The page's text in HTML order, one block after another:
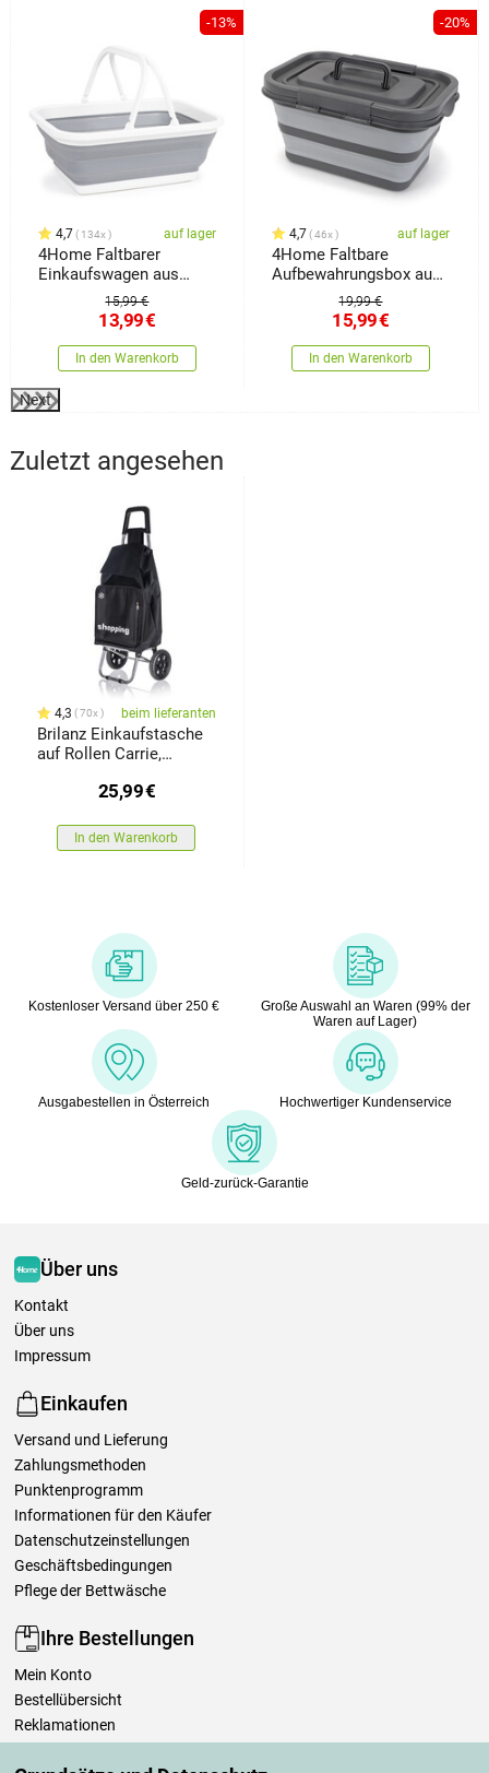
-13%
4,7 134x auf lager
4Home Faltbarer
Einkaufswagen aus
Silikon Clean
15,99 €
13,99€
In den Warenkorb
-20%
4,7 46x auf lager
4Home Faltbare
Aufbewahrungsbox aus
Silikon mit Deckel
19,99 €
15,99€
In den Warenkorb
Next
Zuletzt angesehen
4,3 70x beim lieferanten
Brilanz Einkaufstasche
auf Rollen Carrie,
25,99€
In den Warenkorb
Kostenloser Versand über 250 €
Große Auswahl an Waren (99% der
Waren auf Lager)
Ausgabestellen in Österreich Hochwertiger Kundenservice
Geld-zurück-Garantie
Über uns
Kontakt
Über uns
Impressum
Einkaufen
Versand und Lieferung
Zahlungsmethoden
Punktenprogramm
Informationen für den Käufer
Datenschutzeinstellungen
Geschäftsbedingungen
Pflege der Bettwäsche
Ihre Bestellungen
Mein Konto
Bestellübersicht
Reklamationen